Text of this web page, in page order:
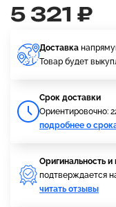
5 321 ₽
Доставка
Товар будет
Cрок доставки
Ориентировочно:
подробнее о
Оригинальность и
подтверждается
читать отзывы